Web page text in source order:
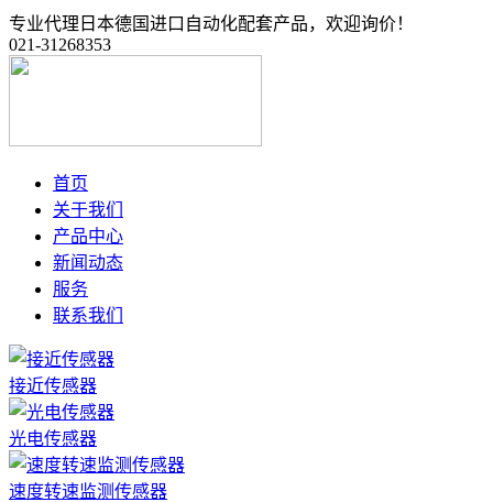
专业代理日本德国进口自动化配套产品，欢迎询价！
021-31268353
首页
关于我们
产品中心
新闻动态
服务
联系我们
接近传感器
光电传感器
速度转速监测传感器